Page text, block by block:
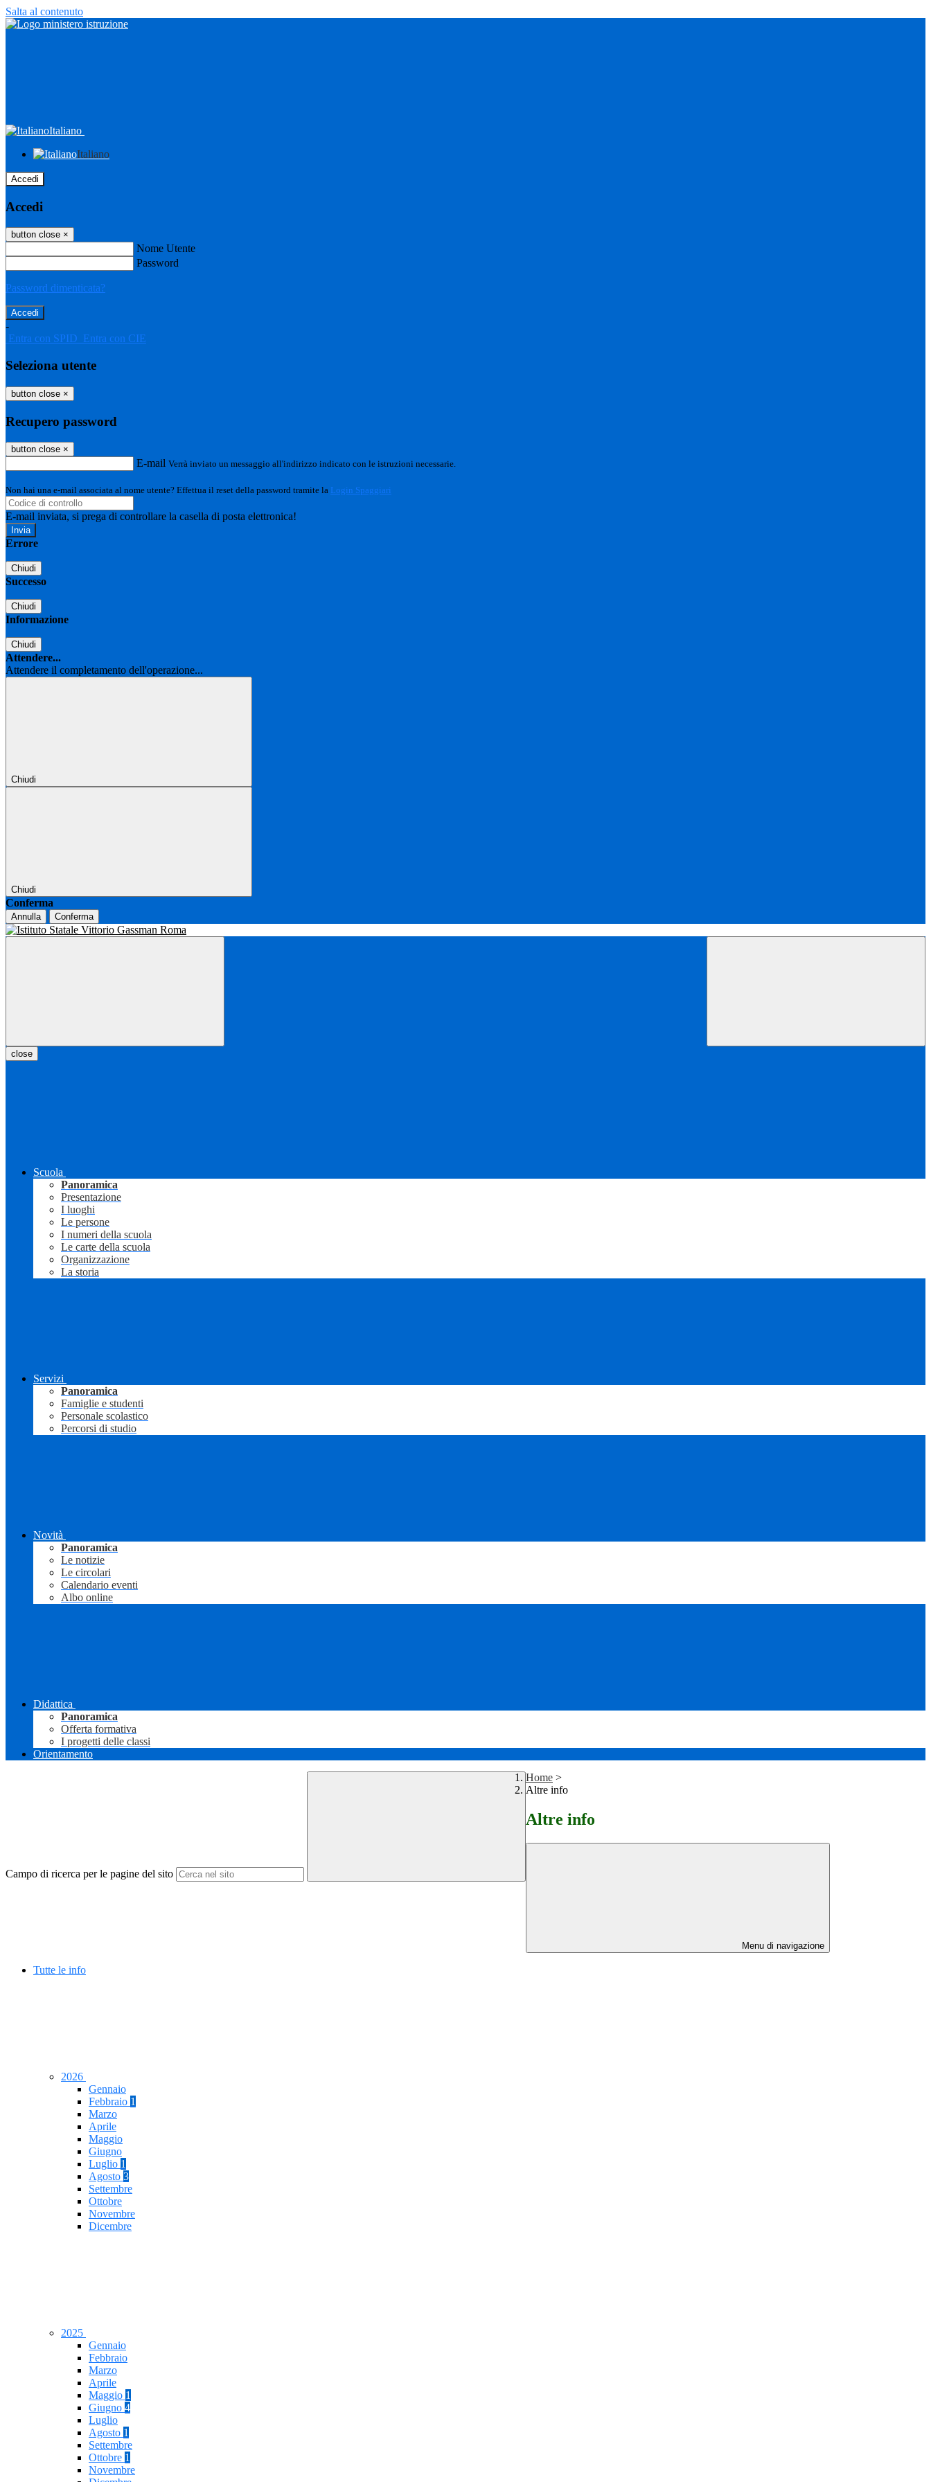
Salta al contenuto
Italiano
Italiano
Accedi
Accedi
button close ×
Nome Utente
Password
Password dimenticata?
-
Entra con SPID Entra con CIE
Seleziona utente
button close ×
Recupero password
button close ×
E-mail Verrà inviato un messaggio all'indirizzo indicato con le istruzioni necessarie.
Non hai una e-mail associata al nome utente? Effettua il reset della password tramite la Login Spaggiari
E-mail inviata, si prega di controllare la casella di posta elettronica!
Errore
Chiudi
Successo
Chiudi
Informazione
Chiudi
Attendere...
Attendere il completamento dell'operazione...
Chiudi
Chiudi
Conferma
Annulla Conferma
close
Scuola
Panoramica
Presentazione
I luoghi
Le persone
I numeri della scuola
Le carte della scuola
Organizzazione
La storia
Servizi
Panoramica
Famiglie e studenti
Personale scolastico
Percorsi di studio
Novità
Panoramica
Le notizie
Le circolari
Calendario eventi
Albo online
Didattica
Panoramica
Offerta formativa
I progetti delle classi
Orientamento
Campo di ricerca per le pagine del sito
Home >
Altre info
Altre info
Menu di navigazione
Tutte le info
2026
Gennaio
Febbraio 1
Marzo
Aprile
Maggio
Giugno
Luglio 1
Agosto 3
Settembre
Ottobre
Novembre
Dicembre
2025
Gennaio
Febbraio
Marzo
Aprile
Maggio 1
Giugno 4
Luglio
Agosto 1
Settembre
Ottobre 1
Novembre